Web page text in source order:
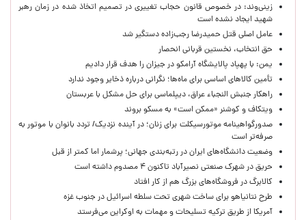
زینی‌وند: در خصوص قانون حجاب تغییری در تصمیم اتخاذ شده در زمان رهبر
شهید ایجاد نشده است
عامل اصلی قتل حمیدرضا رجب‌زاده دستگیر شد
حق انتخاب، نخستین قربانی انحصار
یمن: با پهپاد پالایشگاه آرامکو در جیزان را هدف قرار دادیم
تأمین کالاهای اساسی برای ماه‌ها؛ نگرانی درباره ذخایر وجود ندارد
راهکار جنبش النجباء عراق، دیپلماسی برای حل مشکل با عربستان
ویتکاف و کوشنر «ممکن است» به مسکو بروند
صدورگواهینامه موتورسیکلت برای زنان؛ در آینده نزدیک/ تردد بانوان با موتور به‌
صرفه‌تر است
وضعیت دانشگاه‌های ایران در رتبه‌بندی جهانی؛ پرشمار اما کمتر از قبل
حریق در شهرک صنعتی نصیرآباد تاکنون ۴ مصدوم داشته است
کالابرگ در فروشگاه‌های بزرگ هم از کار افتاد
طرح نتانیاهو برای ساخت شهری تحت سلطه اسرائیل در جنوب غزه
آمریکا از طریق ترکیه تسلیحات و مهمات به اوکراین می‌فرستد